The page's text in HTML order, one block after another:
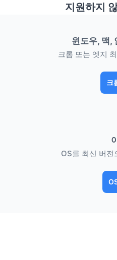
지원하지
윈도우, 맥,
크롬 또는 엣지
크
OS를 최신 버전